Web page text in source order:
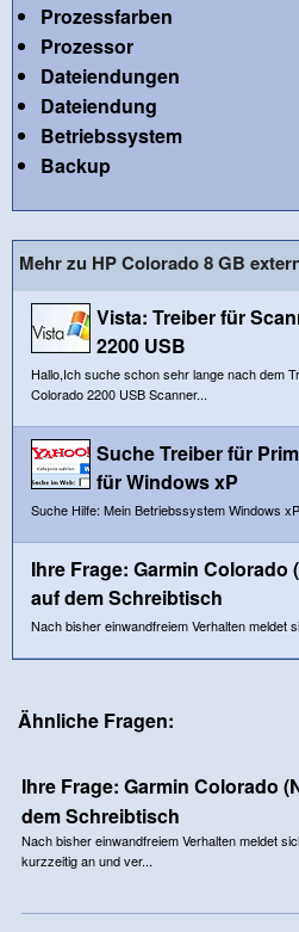
Prozessfarben
Prozessor
Dateiendungen
Dateiendung
Betriebssystem
Backup
Mehr zu HP Colorado 8 GB
Vista: Treiber für
2200 USB
Hallo,Ich suche schon sehr lange nach dem
Colorado 2200 USB Scanner...
Suche Treiber für
für Windows xP
Suche Hilfe: Mein Betriebssystem
Ihre Frage: Garmin
auf dem Schreibtisch
Nach bisher einwandfreiem Verhalten meldet
Ähnliche Fragen:
Ihre Frage: Garmin Colorado
dem Schreibtisch
Nach bisher einwandfreiem Verhalten meldet
kurzzeitig an und ver...